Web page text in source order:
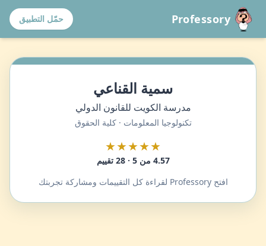
Professory حمّل التطبيق
سمية القناعي
مدرسة الكويت للقانون الدولي
تكنولوجيا المعلومات · كلية الحقوق
★★★★★
4.57 من 5 · 28 تقييم
افتح Professory لقراءة كل التقييمات ومشاركة تجربتك